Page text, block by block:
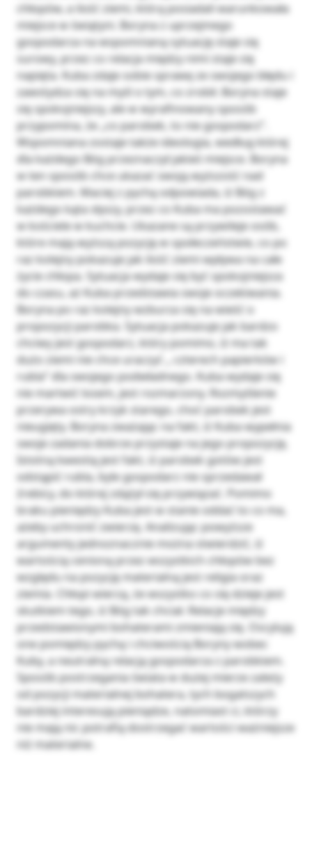
chłopów, a ilość ziemi, którą posiadali warunkowała
miejsce w świątyni. Boryna z uprzejmego
gospodarza na wspomnianą sytuację staje się
surowy, przez co relacja między nimi staje się
napięta. Kuba zdaje sobie sprawę ze swojego błędu i
zawstydza się na myśl o tym, co zrobił. Boryna staje
się spokojniejszy, ale w wyrafinowany sposób
przypomina, że „co parobek, to nie gospodarz”.
Wspomniana zostaje także ideologia, według której
dla każdego Bóg przeznaczył jakieś miejsce. Boryna
w ten sposób chce ukazać swoją wyższość nad
parobkiem. Maciej z pychą odpowiada, iż Bóg z
każdego kąta słyszy, przez co Kuba ma pozostawać
w kościele w kuchcie. Ukazane są przywileje osób,
które mają wyższą pozycję w społeczeństwie, co po
raz kolejny pokazuje jak ilość ziemi wpływa na całe
życie chłopa. Sytuacja wydaje się być spokojniejsza
do czasu, aż Kuba przedstawia swoje oczekiwania.
Boryna po raz kolejny wzburza się na wieść o
propozycji parobka. Sytuacja pokazuje jak bardzo
chciwy jest gospodarz, który pomimo, iż ma tak
dużo ziemi nie chce uraczyć „ czterech papierków i
rubla” dla swojego podwładnego. Kuba wydaje się
nie martwić losem, jest rozmarzony. Rozmyślenie
przerywa ostry krzyk starego, choć parobek jest
nieugięty. Boryna zważając na fakt, iż Kuba wypełnia
swoje zadania dobrze przystaje na jego propozycję.
Istotną kwestią jest fakt, iż parobek gotów jest
odstąpić rubla, byle gospodarz nie sprzedawał
źrebicy, do której zdążył się przywiązać. Pomimo
braku pieniędzy Kuba jest w stanie oddać to co ma,
ażeby uchronić zwierzę. Analizując powyższe
argumenty jednoznacznie można stwierdzić, iż
wartością cenioną przez wszystkich chłopów bez
względu na pozycję materialną jest religia oraz
ziemia. Chłopi wierzą, że wszystko co się dzieje jest
skutkiem tego, iż Bóg tak chciał. Relacje między
przedstawionymi bohaterami zmieniają się. Oscylują
one pomiędzy pychą i chciwością Boryny wobec
Kuby, a neutralną relacją gospodarza z parobkiem.
Sposób postrzegania świata w dużej mierze zależy
od pozycji materialnej bohatera, tych bogatszych
bardziej interesują pieniądze, natomiast ci, którzy
nie mają nic potrafią dostrzegać wartości ważniejsze
niż materialne.